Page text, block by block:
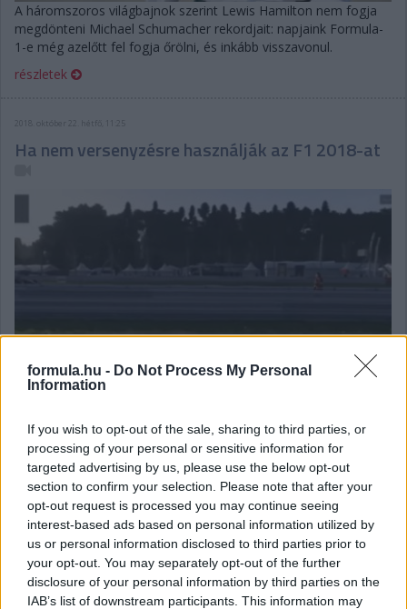
formula.hu - Do Not Process My Personal
Information
If you wish to opt-out of the sale, sharing to third parties, or
processing of your personal or sensitive information for
targeted advertising by us, please use the below opt-out
section to confirm your selection. Please note that after your
opt-out request is processed you may continue seeing
interest-based ads based on personal information utilized by
us or personal information disclosed to third parties prior to
your opt-out. You may separately opt-out of the further
disclosure of your personal information by third parties on the
IAB’s list of downstream participants. This information may
A háromszoros világbajnok szerint Lewis Hamilton nem fogja
megdönteni Michael Schumacher rekordjait: napjaink Formula-
1-e még azelőtt fel fogja őrölni, és inkább visszavonul.
részletek
2018. október 22. hétfő, 11:25
Ha nem versenyzésre használják az F1 2018-at
Van úgy, hogy a szimpla versenyzés már nem nyújt elegendő
élvezetet, így egyéb "kihívásokat" keres az aktuális gamer - erről
szól az alábbi videó is.
részletek
2018. október 22. hétfő, 11:00
Autók közé borult a kanyarodó kamion